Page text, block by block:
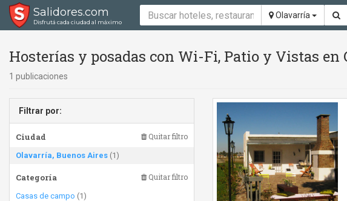
Salidores.com
Disfrutá cada ciudad al máximo
Olavarría
Hosterías y posadas con Wi-Fi, Patio y Vistas en
1 publicaciones
Filtrar por:
Ciudad Quitar filtro
Olavarría, Buenos Aires (1)
Categoría Quitar filtro
Casas de campo (1)